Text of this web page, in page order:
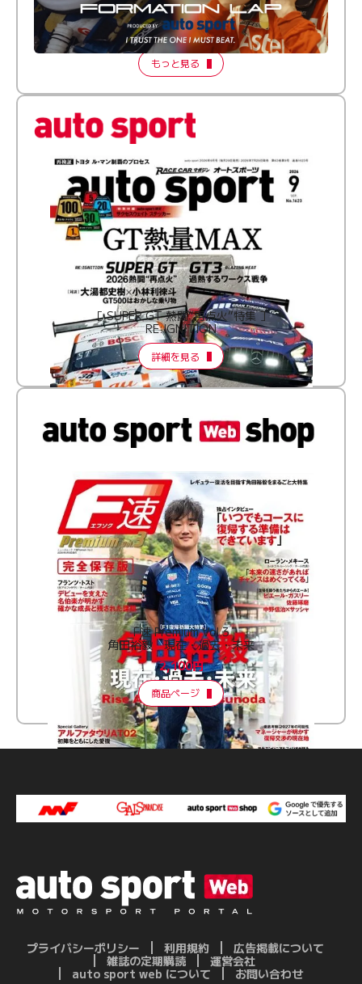
倒す相手を、信じてる。小林利徠斗 × 野村勇斗
【FORMATION LAP Produced by auto sport】
2026 Episode 2
もっと見る
［ SUPER GT 熱闘“再点火”特集 ］
RE:IGNITION
詳細を見る
F速 Premium Vol.3
角田裕毅 現在・過去・未来
2,100円
商品ページ
プライバシーポリシー 利用規約
広告掲載について
雑誌の定期購読
運営会社
auto sport web について
お問い合わせ